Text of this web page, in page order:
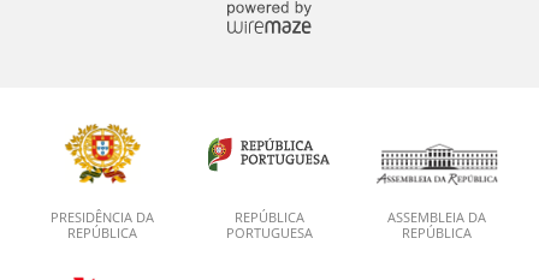
PRESIDÊNCIA DA
REPÚBLICA
REPÚBLICA
PORTUGUESA
ASSEMBLEIA DA
REPÚBLICA